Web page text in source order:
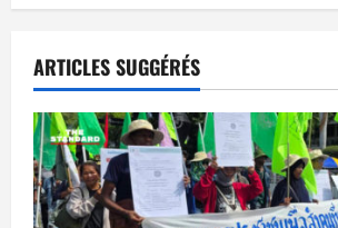
t
i
o
n
ARTICLES SUGGÉRÉS